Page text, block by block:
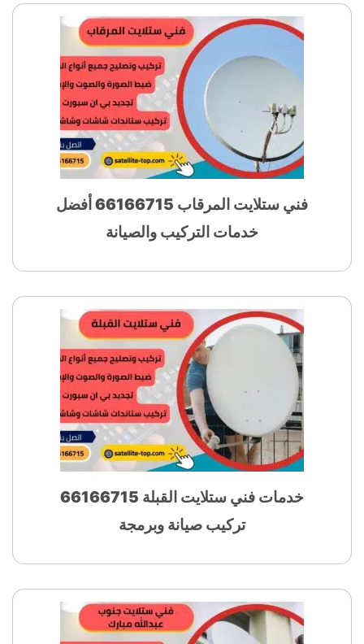
فني ستلايت المرقاب 66166715 أفضل
خدمات التركيب والصيانة
خدمات فني ستلايت القبلة 66166715
تركيب صيانة وبرمجة